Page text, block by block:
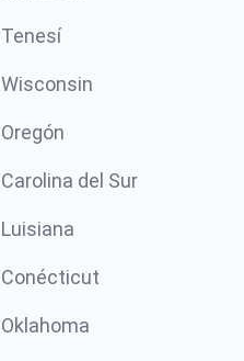
Tenesí
Wisconsin
Oregón
Carolina del Sur
Luisiana
Conécticut
Oklahoma